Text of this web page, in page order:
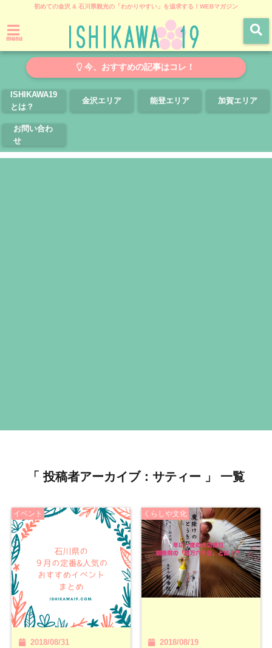
初めての金沢 & 石川県観光の「わかりやすい」を追求する！WEBマガジン
menu
今、おすすめの記事はコレ！
ISHIKAWA19
とは？
金沢エリア 能登エリア 加賀エリア
お問い合わ
せ
「 投稿者アーカイブ：サティー 」 一覧
イベント
2018/08/31
くらしや文化
2018/08/19